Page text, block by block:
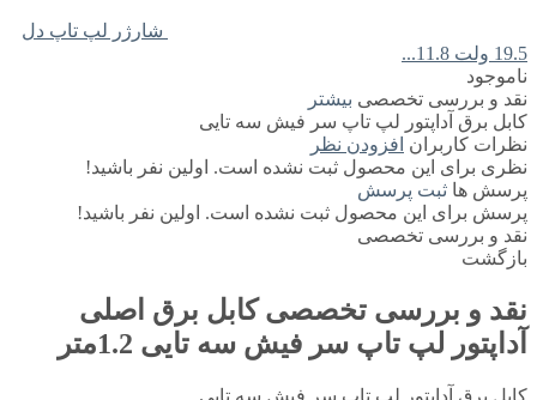
شارژر لپ تاپ دل
19.5 ولت 11.8...
ناموجود
نقد و بررسی تخصصی بیشتر
کابل برق آداپتور لپ تاپ سر فیش سه تایی
نظرات کاربران افزودن نظر
نظری برای این محصول ثبت نشده است. اولین نفر باشید!
پرسش ها ثبت پرسش
پرسش برای این محصول ثبت نشده است. اولین نفر باشید!
نقد و بررسی تخصصی
بازگشت
نقد و بررسی تخصصیکابل برق اصلی
آداپتور لپ تاپ سر فیش سه تایی 1.2متر
کابل برق آداپتور لپ تاپ سر فیش سه تایی